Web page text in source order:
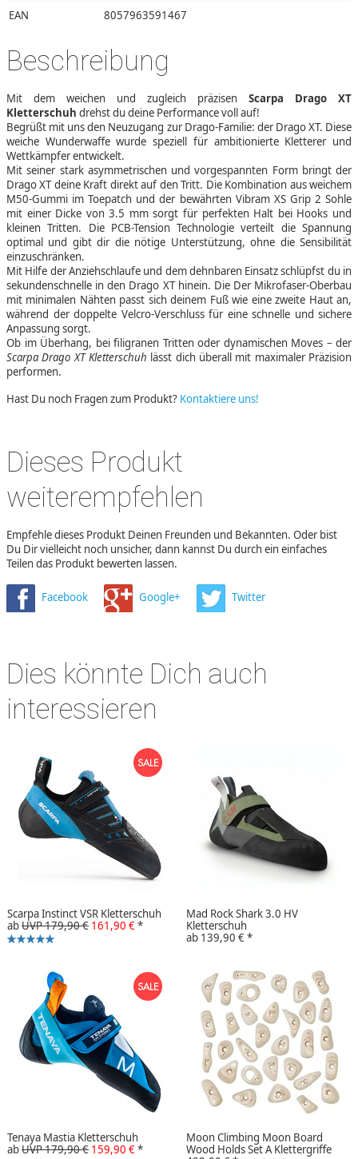
EAN 8057963591467
Beschreibung
Mit dem weichen und zugleich präzisen Scarpa Drago XT
Kletterschuh drehst du deine Performance voll auf!
Begrüßt mit uns den Neuzugang zur Drago-Familie: der Drago XT. Diese
weiche Wunderwaffe wurde speziell für ambitionierte Kletterer und
Wettkämpfer entwickelt.
Mit seiner stark asymmetrischen und vorgespannten Form bringt der
Drago XT deine Kraft direkt auf den Tritt. Die Kombination aus weichem
M50-Gummi im Toepatch und der bewährten Vibram XS Grip 2 Sohle
mit einer Dicke von 3.5 mm sorgt für perfekten Halt bei Hooks und
kleinen Tritten. Die PCB-Tension Technologie verteilt die Spannung
optimal und gibt dir die nötige Unterstützung, ohne die Sensibilität
einzuschränken.
Mit Hilfe der Anziehschlaufe und dem dehnbaren Einsatz schlüpfst du in
sekundenschnelle in den Drago XT hinein. Die Der Mikrofaser-Oberbau
mit minimalen Nähten passt sich deinem Fuß wie eine zweite Haut an,
während der doppelte Velcro-Verschluss für eine schnelle und sichere
Anpassung sorgt.
Ob im Überhang, bei filigranen Tritten oder dynamischen Moves – der
Scarpa Drago XT Kletterschuh lässt dich überall mit maximaler Präzision
performen.
Hast Du noch Fragen zum Produkt? Kontaktiere uns!
Dieses Produkt
weiterempfehlen
Empfehle dieses Produkt Deinen Freunden und Bekannten. Oder bist
Du Dir vielleicht noch unsicher, dann kannst Du durch ein einfaches
Teilen das Produkt bewerten lassen.
Facebook Google+ Twitter
Dies könnte Dich auch
interessieren
Scarpa Instinct VSR Kletterschuh
abUVP 179,90 € 161,90 €*
Mad Rock Shark 3.0 HV
Kletterschuh
ab 139,90 €*
Tenaya Mastia Kletterschuh
abUVP 179,90 € 159,90 €*
Moon Climbing Moon Board
Wood Holds Set A Klettergriffe